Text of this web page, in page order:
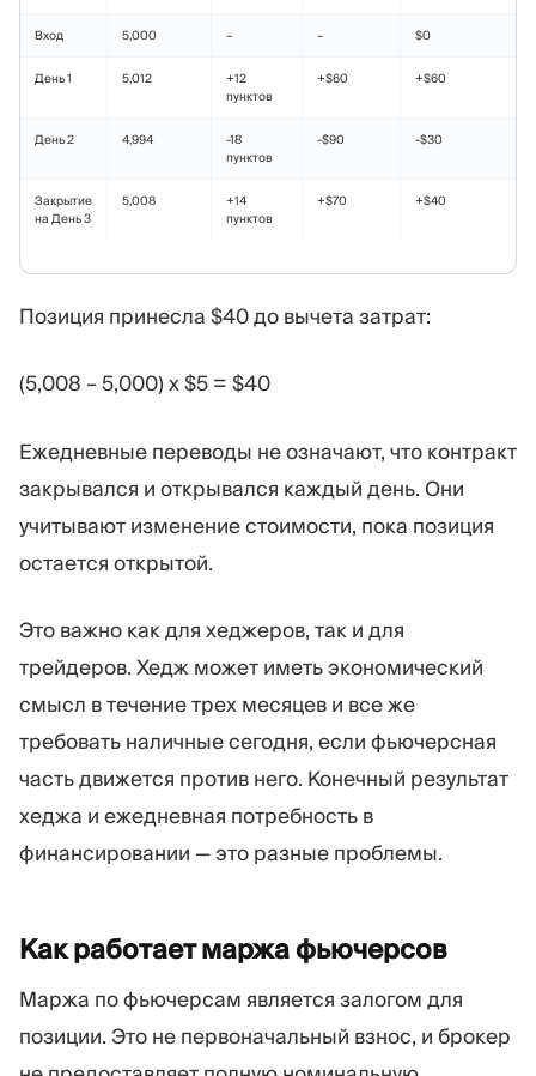
Вход 5,000 – – $0
День 1 5,012
+12
пунктов
+$60 +$60
День 2 4,994
-18
пунктов
-$90 -$30
Закрытие
на День 3
5,008
+14
пунктов
+$70 +$40
Позиция принесла $40 до вычета затрат:
(5,008 – 5,000) x $5 = $40
Ежедневные переводы не означают, что контракт
закрывался и открывался каждый день. Они
учитывают изменение стоимости, пока позиция
остается открытой.
Это важно как для хеджеров, так и для
трейдеров. Хедж может иметь экономический
смысл в течение трех месяцев и все же
требовать наличные сегодня, если фьючерсная
часть движется против него. Конечный результат
хеджа и ежедневная потребность в
финансировании — это разные проблемы.
Как работает маржафьючерсов
Маржа по фьючерсам является залогом для
позиции. Это не первоначальный взнос, и брокер